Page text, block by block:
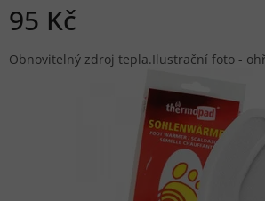
95 Kč
Obnovitelný zdroj tepla.Ilustrační foto -